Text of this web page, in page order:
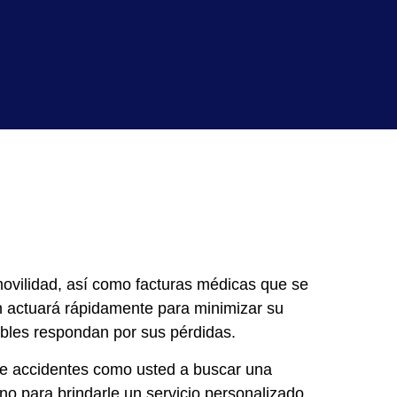
así como facturas médicas que se
rápidamente para minimizar su
respondan por sus pérdidas.
accidentes como usted a buscar una
para brindarle un servicio personalizado